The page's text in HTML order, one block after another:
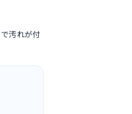
汚れが付